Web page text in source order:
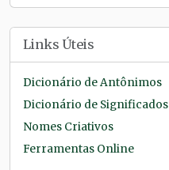
Links Úteis
Dicionário de Antônimos
Dicionário de Significados
Nomes Criativos
Ferramentas Online